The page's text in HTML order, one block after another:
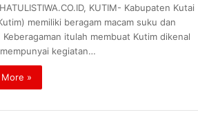
KUTIM- Kabupaten Kutai
memiliki beragam macam suku dan
Keberagaman itulah membuat Kutim dikenal
kegiatan…
More »